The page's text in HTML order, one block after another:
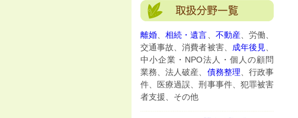
離婚 、相続・遺言 不動産、労働、
交通事故、消費者被害、 成年後見
中小企業・NPO法人・個人の顧問
業務、法人破産、 債務整理 、行政事
件、医療過誤、刑事事件、犯罪被害
者支援、その他